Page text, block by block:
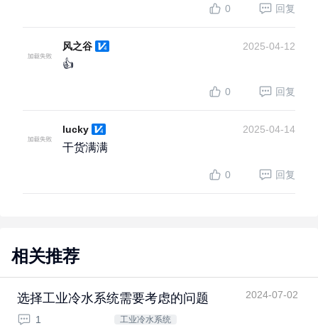
0 回复
风之谷 2025-04-12
👍
0 回复
lucky 2025-04-14
干货满满
0 回复
相关推荐
选择工业冷水系统需要考虑的问题
1 工业冷水系统
2024-07-02